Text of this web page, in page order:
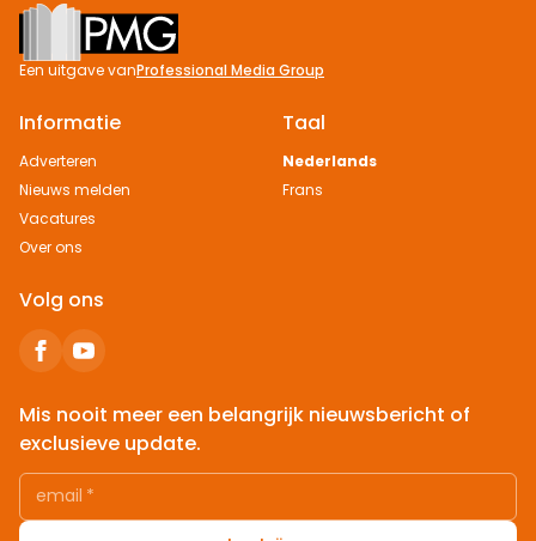
Footer
Een uitgave vanProfessional Media Group
Informatie
Adverteren
Nieuws melden
Vacatures
Over ons
Taal
Nederlands
Frans
Volg ons
Mis nooit meer een belangrijk nieuwsbericht of
exclusieve update.
email *